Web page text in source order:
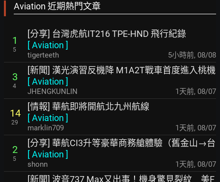
Aviation 近期熱門文章
1
5
[分享] 台灣虎航IT216 TPE-HND 飛行紀錄
[Aviation ]
tigerteeth 5小時前, 08/08
3
4
[新聞] 漢光演習反機降 M1A2T戰車首度進入桃機
[Aviation ]
JHENGKUNLIN 1天前, 08/07
14
29
[情報] 華航即將開航北九州航線
[Aviation ]
marklin709 1天前, 08/07
2
5
[分享] 華航CI3升等豪華商務艙體驗（舊金山→台
[Aviation ]
shonn 1天前, 08/07
[新聞] 波音737 Max又出事！機身驚見裂紋 美F